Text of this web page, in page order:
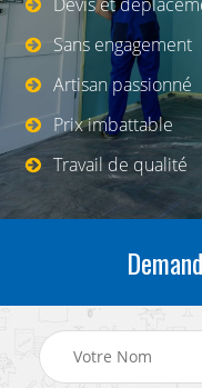
Sans engagement
Artisan passionné
Prix imbattable
Travail de qualité